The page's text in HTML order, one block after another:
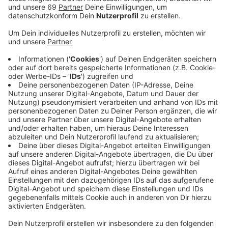
Weil die neue Besitzerin einen Gutachter für befangen
hält, entscheiden die Richter in Hamm nun, wie es mit
der Verhandlung beim Landgericht Münster
weitergeht. Seit Mitte November 2019 wird hier
bereits verhandelt.
Die Geschichte um Mopsdame Edda macht seit über
einem Jahr Schlagzeilen: Die Stadt Ahlen hatte das
Tier bei einer verschuldeten Familie gepfändet und im
Internet versteigert. Laut ebay-Anzeige war der Mops
"kerngesund". Die neue Besitzerin sagt aber, dass das
Tier bereits krank gewesen sei und unter anderem
schon mehrere teure Augen-Operationen benötigt